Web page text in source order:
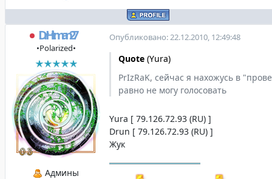
DrHitman27
•Polarized•
Админы
Опубликовано: 22.12.2010, 12:49:48
Quote (Yura)
PrIzRaK, сейчас я нахожусь в
равно не могу голосовать
Yura [ 79.126.72.93 (RU) ]
Drun [ 79.126.72.93 (RU) ]
Жук